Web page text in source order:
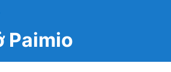
Paimio